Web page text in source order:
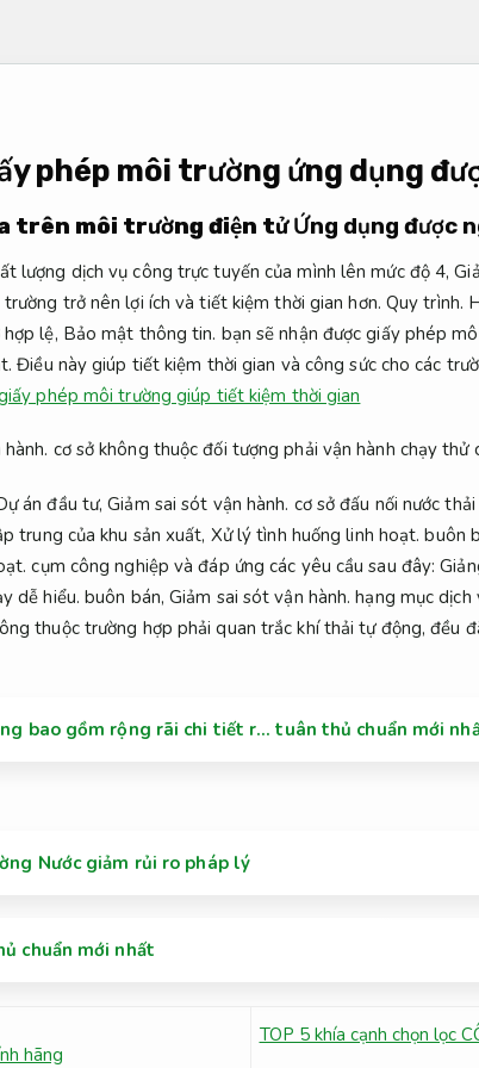
phép môi trường ứng dụng
trên môi trường điện tử Ứng dụng được
lượng dịch vụ công trực tuyến của mình lên mức độ 4,
trở nên lợi ích và tiết kiệm thời gian hơn. Quy trình.
lệ, Bảo mật thông tin. bạn sẽ nhận được giấy phép
Điều này giúp tiết kiệm thời gian và công sức cho các
phép môi trường giúp tiết kiệm thời gian
cơ sở không thuộc đối tượng phải vận hành chạy
án đầu tư,Giảm sai sót vận hành. cơ sở đấu nối nước
trung của khu sản xuất, Xử lý tình huống linh hoạt. buôn
cụm công nghiệp và đáp ứng các yêu cầu sau đây:
dễ hiểu. buôn bán,Giảm sai sót vận hành. hạng mục dịch
thuộc trường hợp phải quan trắc khí thải tự động, đều
bao gồm rộng rãi chi tiết r… tuân thủ chuẩn mới
Nước giảm rủi ro pháp lý
chuẩn mới nhất
hãng
TOP 5 khía cạnh chọn lọc